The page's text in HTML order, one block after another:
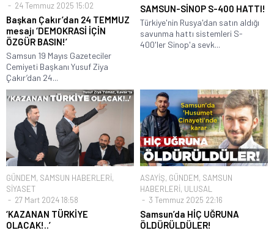
24 Temmuz 2025 15:02
Başkan Çakır’dan 24 TEMMUZ
mesajı ‘DEMOKRASİ İÇİN
ÖZGÜR BASIN!’
Samsun 19 Mayıs Gazeteciler
Cemiyeti Başkanı Yusuf Ziya
Çakır’dan 24...
SAMSUN-SİNOP S-400 HATTI!
Türkiye'nin Rusya'dan satın aldığı
savunma hattı sistemleri S-
400'ler Sinop'a sevk...
GÜNDEM, SAMSUN HABERLERİ,
SİYASET
27 Mart 2024 18:58
‘KAZANAN TÜRKİYE
OLACAK!..’
ASAYİŞ, GÜNDEM, SAMSUN
HABERLERİ, ULUSAL
3 Temmuz 2025 22:16
Samsun’da HİÇ UĞRUNA
ÖLDÜRÜLDÜLER!